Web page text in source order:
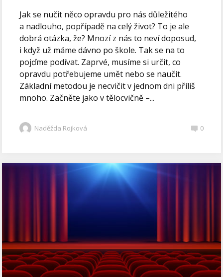
Jak se nučit něco opravdu pro nás důležitého
a nadlouho, popřípadě na celý život? To je ale
dobrá otázka, že? Mnozí z nás to neví doposud,
i když už máme dávno po škole. Tak se na to
pojďme podívat. Zaprvé, musíme si určit, co
opravdu potřebujeme umět nebo se naučit.
Základní metodou je necvičit v jednom dni příliš
mnoho. Začněte jako v tělocvičně –...
Naděžda Rojková 0